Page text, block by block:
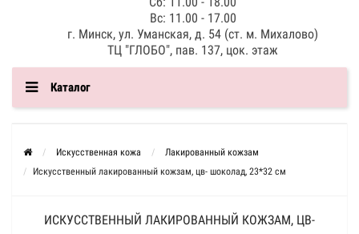
Вс: 11.00 - 17.00
г. Минск, ул. Уманская, д. 54 (ст. м. Михалово)
ТЦ "ГЛОБО", пав. 137, цок. этаж
Каталог
Искусственная кожа
Лакированный кожзам
Искусственный лакированный кожзам, цв- шоколад, 23*32 см
ИСКУССТВЕННЫЙ ЛАКИРОВАННЫЙ КОЖЗАМ, ЦВ-